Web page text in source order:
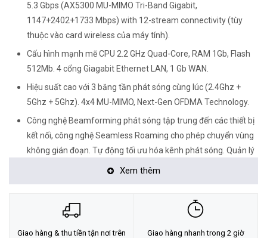
5.3 Gbps (AX5300 MU-MIMO Tri-Band Gigabit,
1147+2402+1733 Mbps) with 12-stream connectivity (tùy
thuộc vào card wireless của máy tính).
Cấu hình mạnh mẽ CPU 2.2 GHz Quad-Core, RAM 1Gb, Flash
512Mb. 4 cổng Giagabit Ethernet LAN, 1 Gb WAN.
Hiệu suất cao với 3 băng tần phát sóng cùng lúc (2.4Ghz +
5Ghz + 5Ghz). 4x4 MU-MIMO, Next-Gen OFDMA Technology.
Công nghệ Beamforming phát sóng tập trung đến các thiết bị
kết nối, công nghệ Seamless Roaming cho phép chuyển vùng
không gián đoạn. Tự động tối ưu hóa kênh phát sóng. Quản lý
lưu lượng chất lượng dịch vụ QoS
Thiết kế thân thiện và dễ dàng lắp đặt với tất cả các kiểu dáng
nhà, căn hộ. Phù hợp cho căn hộ cao cấp, biệt thự.
Chuẩn mã hoá WEP/WPA/WPA2 mạnh nhất và tường lửa SPI
chủ động ngăn ngừa tấn công DoS.
Xem thêm
Giao hàng & thu tiền tận nơi trên
Giao hàng nhanh trong 2 giờ